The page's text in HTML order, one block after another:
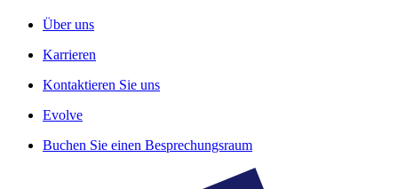
Über uns
Karrieren
Kontaktieren Sie uns
Evolve
Buchen Sie einen Besprechungsraum